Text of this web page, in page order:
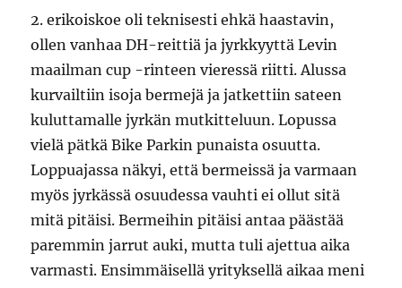
2. erikoiskoe oli teknisesti ehkä haastavin,
ollen vanhaa DH-reittiä ja jyrkkyyttä Levin
maailman cup -rinteen vieressä riitti. Alussa
kurvailtiin isoja bermejä ja jatkettiin sateen
kuluttamalle jyrkän mutkitteluun. Lopussa
vielä pätkä Bike Parkin punaista osuutta.
Loppuajassa näkyi, että bermeissä ja varmaan
myös jyrkässä osuudessa vauhti ei ollut sitä
mitä pitäisi. Bermeihin pitäisi antaa päästää
paremmin jarrut auki, mutta tuli ajettua aika
varmasti. Ensimmäisellä yrityksellä aikaa meni